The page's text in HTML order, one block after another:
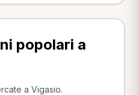
popolari a
a Vigasio.